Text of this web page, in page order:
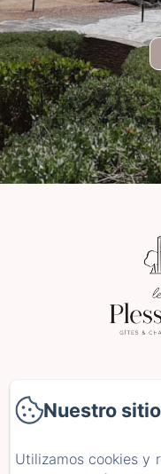
Nuestro
Utilizamos cookies y